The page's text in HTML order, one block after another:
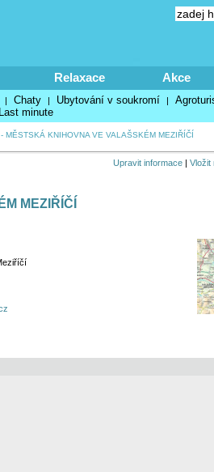
Relaxace Akce
| Chaty | Ubytování v soukromí |
Last minute
MĚSTSKÁ KNIHOVNA VE VALAŠSKÉM MEZIŘÍČÍ
Upravit informace| Vložit
MEZIŘÍČÍ